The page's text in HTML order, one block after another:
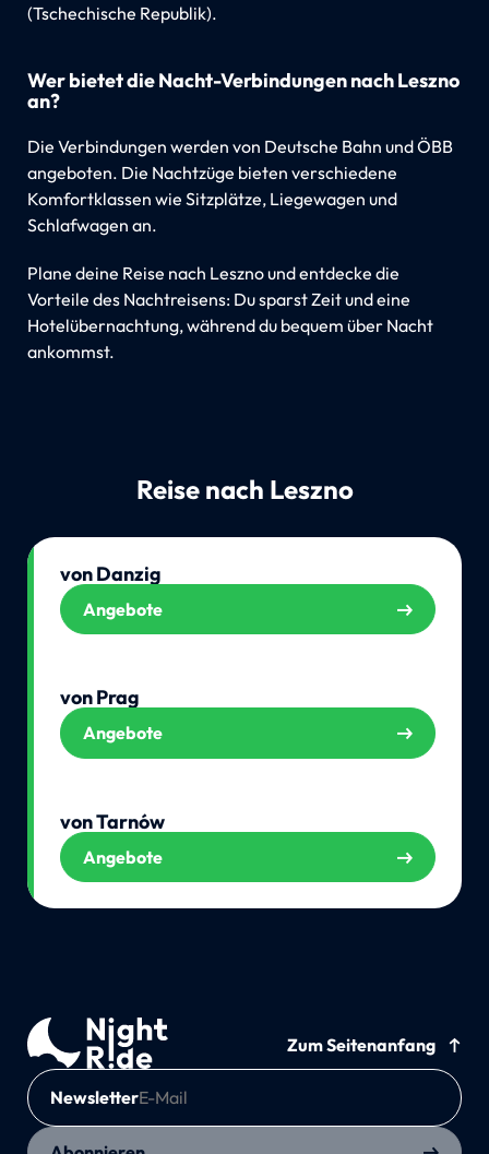
(Tschechische Republik).
Wer bietet die Nacht-Verbindungen nach Leszno
an?
Die Verbindungen werden von Deutsche Bahn und ÖBB
angeboten. Die Nachtzüge bieten verschiedene
Komfortklassen wie Sitzplätze, Liegewagen und
Schlafwagen an.
Plane deine Reise nach Leszno und entdecke die
Vorteile des Nachtreisens: Du sparst Zeit und eine
Hotelübernachtung, während du bequem über Nacht
ankommst.
Reise nach Leszno
von Danzig
Angebote
von Prag
Angebote
von Tarnów
Angebote
Zum Seitenanfang
Newsletter